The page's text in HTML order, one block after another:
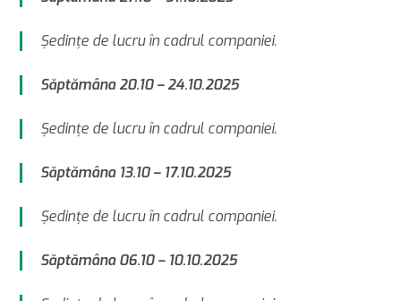
Şedinţe de lucru în cadrul companiei.
Săptămâna 20.10 – 24.10.2025
Şedinţe de lucru în cadrul companiei.
Săptămâna 13.10 – 17.10.2025
Şedinţe de lucru în cadrul companiei.
Săptămâna 06.10 – 10.10.2025